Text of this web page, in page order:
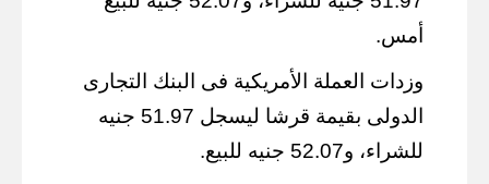
أمس.
وزدات العملة الأمريكية فى البنك التجارى
الدولى بقيمة قرشا ليسجل 51.97 جنيه
للشراء، و52.07 جنيه للبيع.